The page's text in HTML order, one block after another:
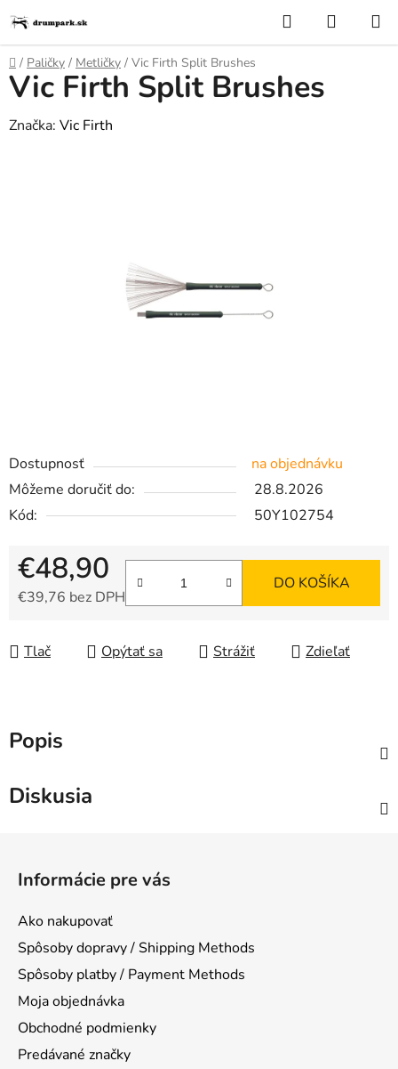
na
obsah
Hľadať
KOŠÍK
Domov
/ Paličky / Metličky / Vic Firth Split Brushes
Dostupnosť
na objednávku
Môžeme doručiť do:
28.8.2026
Kód:
50Y102754
€48,90
€39,76 bez DPH
DO KOŠÍKA
Tlač Opýtať sa Strážiť Zdieľať
Vic Firth Split Brushes
Značka: Vic Firth
Popis
Diskusia
Informácie pre vás
Ako nakupovať
Spôsoby dopravy / Shipping Methods
Spôsoby platby / Payment Methods
Moja objednávka
Obchodné podmienky
Predávané značky